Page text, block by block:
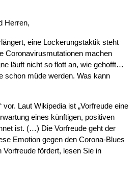
Herren,
eine Lockerungstaktik steht
Coronavirusmutationen machen
läuft nicht so flott an, wie gehofft…
schon müde werden. Was kann
vor. Laut Wikipedia ist „Vorfreude eine
eines künftigen, positiven
ist. (…) Die Vorfreude geht der
Emotion gegen den Corona-Blues
Vorfreude fördert, lesen Sie in